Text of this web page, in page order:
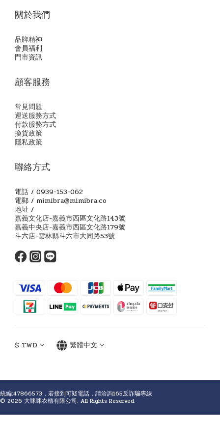
關於我們
品牌精神
會員福利
門市資訊
顧客服務
常見問題
運送服務方式
付款服務方式
換貨政策
隱私政策
聯絡方式
電話 / 0939-153-062
電郵 / mimibra@mimibra.co
地址 /
嘉義文化店-嘉義市西區文化路143號
嘉義中央店-嘉義市西區文化路179號
斗六店-雲林縣斗六市大同路53號
$ TWD 繁體中文
統編:47866573，若接到可疑電話，請洽詢165反詐騙專線
© 2026 大咪咪衣櫃有限公司. All Rights Reserved.